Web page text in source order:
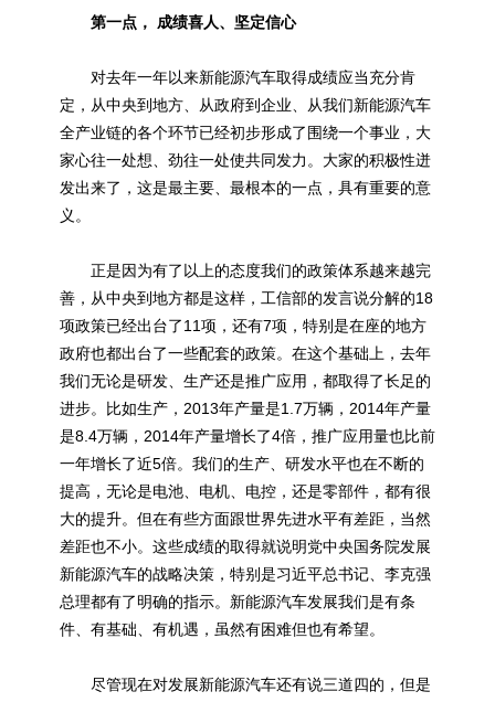
第一点， 成绩喜人、坚定信心
对去年一年以来新能源汽车取得成绩应当充分肯
定，从中央到地方、从政府到企业、从我们新能源汽车
全产业链的各个环节已经初步形成了围绕一个事业，大
家心往一处想、劲往一处使共同发力。大家的积极性迸
发出来了，这是最主要、最根本的一点，具有重要的意
义。
正是因为有了以上的态度我们的政策体系越来越完
善，从中央到地方都是这样，工信部的发言说分解的18
项政策已经出台了11项，还有7项，特别是在座的地方
政府也都出台了一些配套的政策。在这个基础上，去年
我们无论是研发、生产还是推广应用，都取得了长足的
进步。比如生产，2013年产量是1.7万辆，2014年产量
是8.4万辆，2014年产量增长了4倍，推广应用量也比前
一年增长了近5倍。我们的生产、研发水平也在不断的
提高，无论是电池、电机、电控，还是零部件，都有很
大的提升。但在有些方面跟世界先进水平有差距，当然
差距也不小。这些成绩的取得就说明党中央国务院发展
新能源汽车的战略决策，特别是习近平总书记、李克强
总理都有了明确的指示。新能源汽车发展我们是有条
件、有基础、有机遇，虽然有困难但也有希望。
尽管现在对发展新能源汽车还有说三道四的，但是